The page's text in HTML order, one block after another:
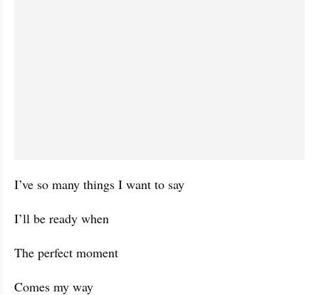
I’ve so many things I want to say
I’ll be ready when
The perfect moment
Comes my way